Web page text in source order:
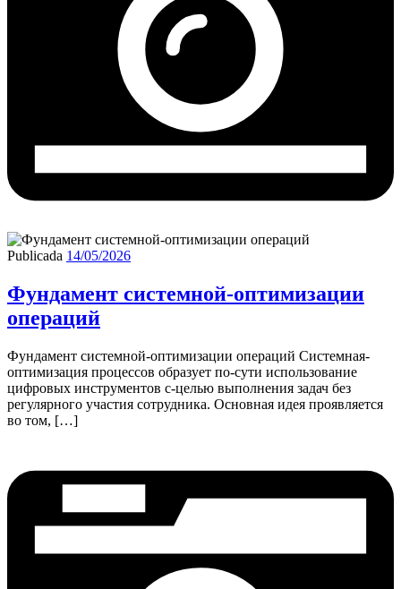
Publicada 14/05/2026
Фундамент системной-оптимизации
операций
Фундамент системной-оптимизации операций Системная-
оптимизация процессов образует по-сути использование
цифровых инструментов с-целью выполнения задач без
регулярного участия сотрудника. Основная идея проявляется
во том, […]